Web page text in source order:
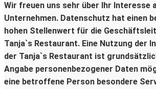
Wir freuen uns sehr über Ihr Interesse
Unternehmen. Datenschutz hat einen
hohen Stellenwert für die
Tanja`s Restaurant. Eine Nutzung der
der Tanja`s Restaurant ist
Angabe personenbezogener Daten
eine betroffene Person besondere